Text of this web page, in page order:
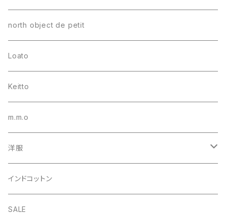
north object de petit
Loato
Keitto
m.m.o
洋服
シャツ・ブラウス
カーディガン
インドコットン
SALE